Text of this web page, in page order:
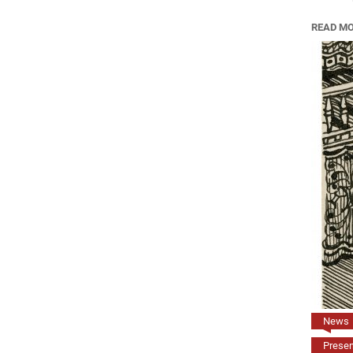
READ
News